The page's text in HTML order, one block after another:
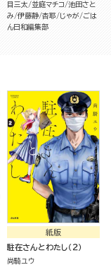
目三太
並庭マチコ 池田さと
み 伊藤静 杏耶 じゃが ごは
ん日和編集部
紙版
駐在さんとわたし（２）
尚騎ユウ